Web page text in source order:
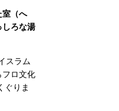
室（へ
しろな湯
スラム
フロ文化
ぐりま